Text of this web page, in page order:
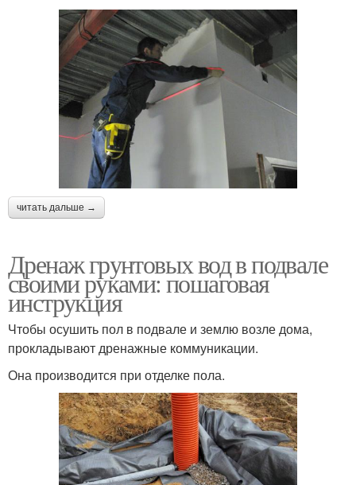
читать дальше →
Дренаж грунтовых вод в подвале
своими руками: пошаговая
инструкция
Чтобы осушить пол в подвале и землю возле дома,
прокладывают дренажные коммуникации.
Она производится при отделке пола.